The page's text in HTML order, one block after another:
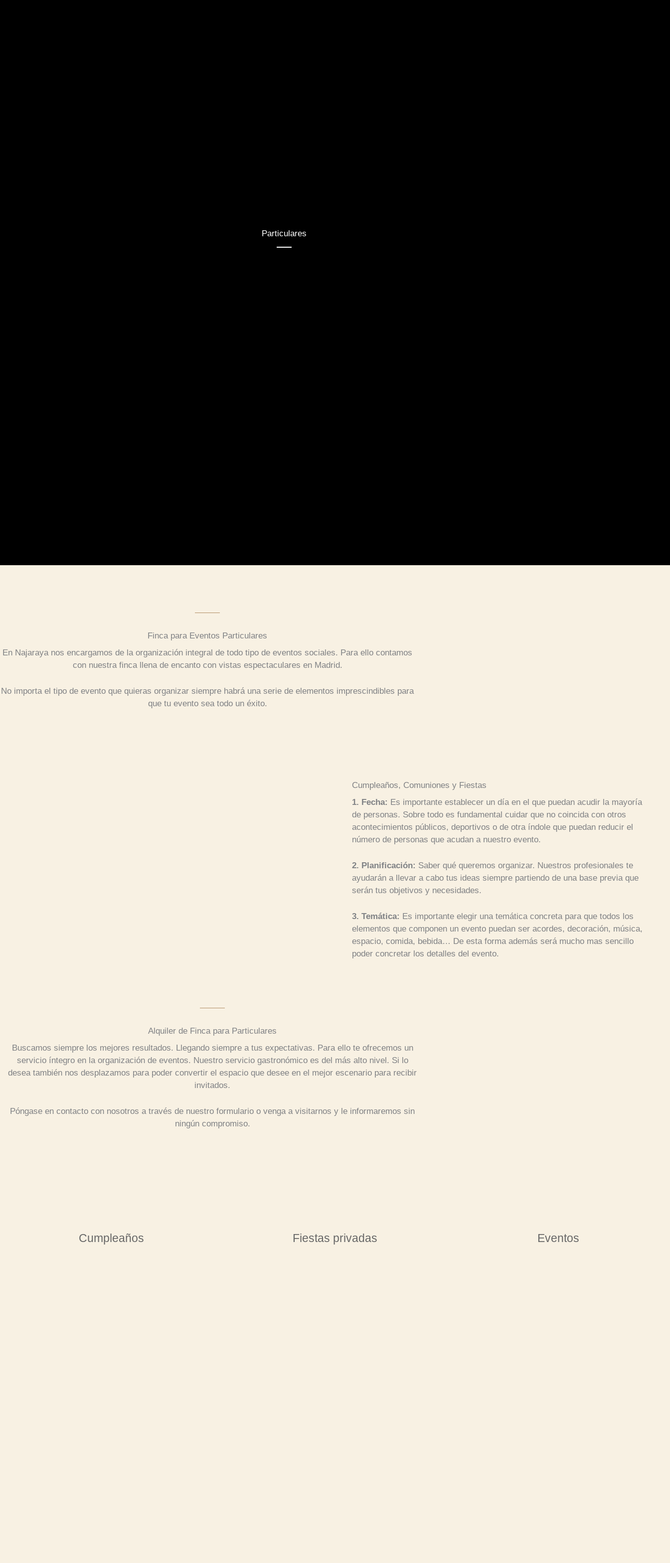
Particulares
Finca para Eventos Particulares
En Najaraya nos encargamos de la organización integral de todo tipo de eventos sociales. Para ello contamos
con nuestra finca llena de encanto con vistas espectaculares en Madrid.
No importa el tipo de evento que quieras organizar siempre habrá una serie de elementos imprescindibles para
que tu evento sea todo un éxito.
Cumpleaños, Comuniones y Fiestas
1. Fecha: Es importante establecer un día en el que puedan acudir la mayoría
de personas. Sobre todo es fundamental cuidar que no coincida con otros
acontecimientos públicos, deportivos o de otra índole que puedan reducir el
número de personas que acudan a nuestro evento.
2. Planificación: Saber qué queremos organizar. Nuestros profesionales te
ayudarán a llevar a cabo tus ideas siempre partiendo de una base previa que
serán tus objetivos y necesidades.
3. Temática: Es importante elegir una temática concreta para que todos los
elementos que componen un evento puedan ser acordes, decoración, música,
espacio, comida, bebida… De esta forma además será mucho mas sencillo
poder concretar los detalles del evento.
Alquiler de Finca para Particulares
Buscamos siempre los mejores resultados. Llegando siempre a tus expectativas. Para ello te ofrecemos un
servicio íntegro en la organización de eventos. Nuestro servicio gastronómico es del más alto nivel. Si lo
desea también nos desplazamos para poder convertir el espacio que desee en el mejor escenario para recibir
invitados.
Póngase en contacto con nosotros a través de nuestro formulario o venga a visitarnos y le informaremos sin
ningún compromiso.
Cumpleaños Fiestas privadas Eventos